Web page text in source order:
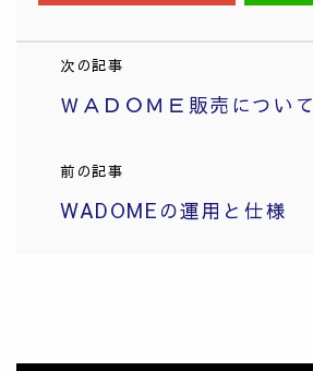
次の記事
ＷＡＤＯＭＥ販売について
前の記事
WADOMEの運用と仕様